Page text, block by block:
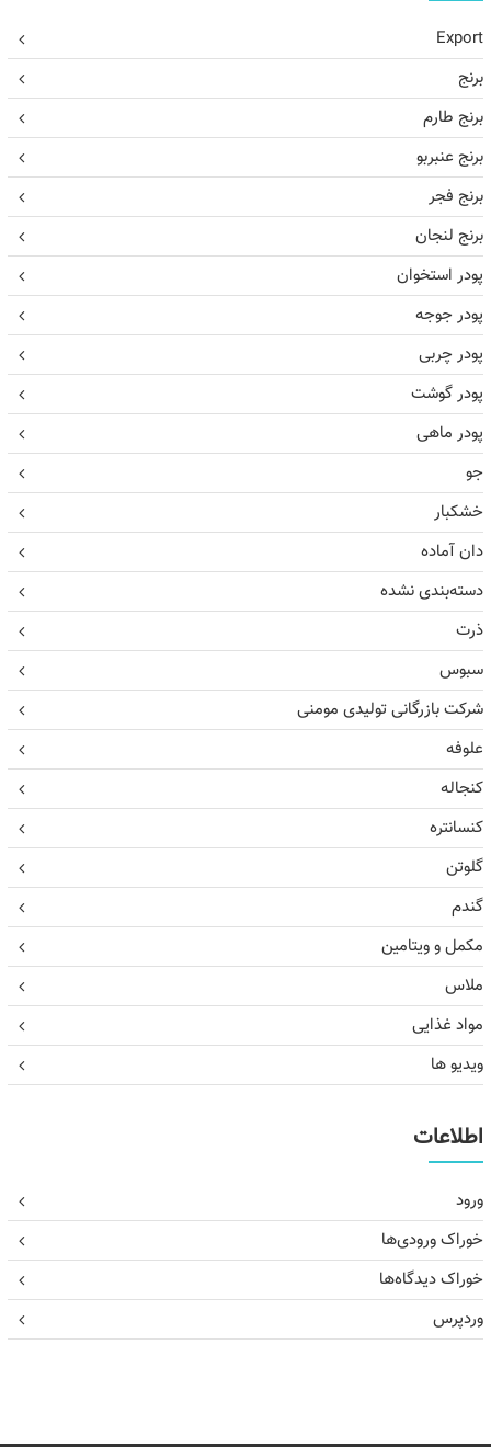
Export
برنج
برنج طارم
برنج عنبربو
برنج فجر
برنج لنجان
پودر استخوان
پودر جوجه
پودر چربی
پودر گوشت
پودر ماهی
جو
خشکبار
دان آماده
دسته‌بندی نشده
ذرت
سبوس
شرکت بازرگانی تولیدی مومنی
علوفه
کنجاله
کنسانتره
گلوتن
گندم
مکمل و ویتامین
ملاس
مواد غذایی
ویدیو ها
اطلاعات
ورود
خوراک ورودی‌ها
خوراک دیدگاه‌ها
وردپرس